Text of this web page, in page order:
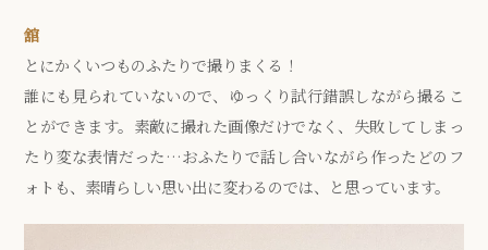
舘
とにかくいつものふたりで撮りまくる！
誰にも見られていないので、ゆっくり試行錯誤しながら撮るこ
とができます。素敵に撮れた画像だけでなく、失敗してしまっ
たり変な表情だった…おふたりで話し合いながら作ったどのフ
ォトも、素晴らしい思い出に変わるのでは、と思っています。